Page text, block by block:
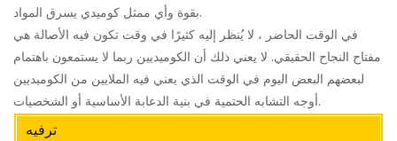
بقوة وأي ممثل كوميدي يسرق المواد.
في الوقت الحاضر ، لا يُنظر إليه كثيرًا في وقت تكون فيه الأصالة هي
مفتاح النجاح الحقيقي. لا يعني ذلك أن الكوميديين ربما لا يستمعون باهتمام
لبعضهم البعض اليوم في الوقت الذي يعني فيه الملايين من الكوميديين
أوجه التشابه الحتمية في بنية الدعابة الأساسية أو الشخصيات.
ترفيه